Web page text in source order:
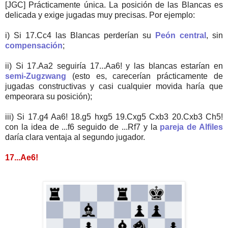
[JGC] Prácticamente única. La posición de las Blancas es
delicada y exige jugadas muy precisas. Por ejemplo:
i) Si 17.Cc4 las Blancas perderían su Peón central , sin
compensación;
ii) Si 17.Aa2 seguiría 17...Aa6! y las blancas estarían en
semi-Zugzwang (esto es, carecerían prácticamente de
jugadas constructivas y casi cualquier movida haría que
empeorara su posición);
iii) Si 17.g4 Aa6! 18.g5 hxg5 19.Cxg5 Cxb3 20.Cxb3 Ch5!
con la idea de ...f6 seguido de ...Rf7 y la pareja de Alfiles
daría clara ventaja al segundo jugador.
17...Ae6!